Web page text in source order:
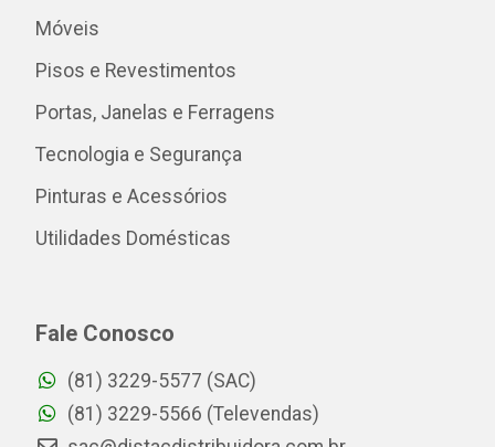
Móveis
Pisos e Revestimentos
Portas, Janelas e Ferragens
Tecnologia e Segurança
Pinturas e Acessórios
Utilidades Domésticas
Fale Conosco
(81) 3229-5577 (SAC)
(81) 3229-5566 (Televendas)